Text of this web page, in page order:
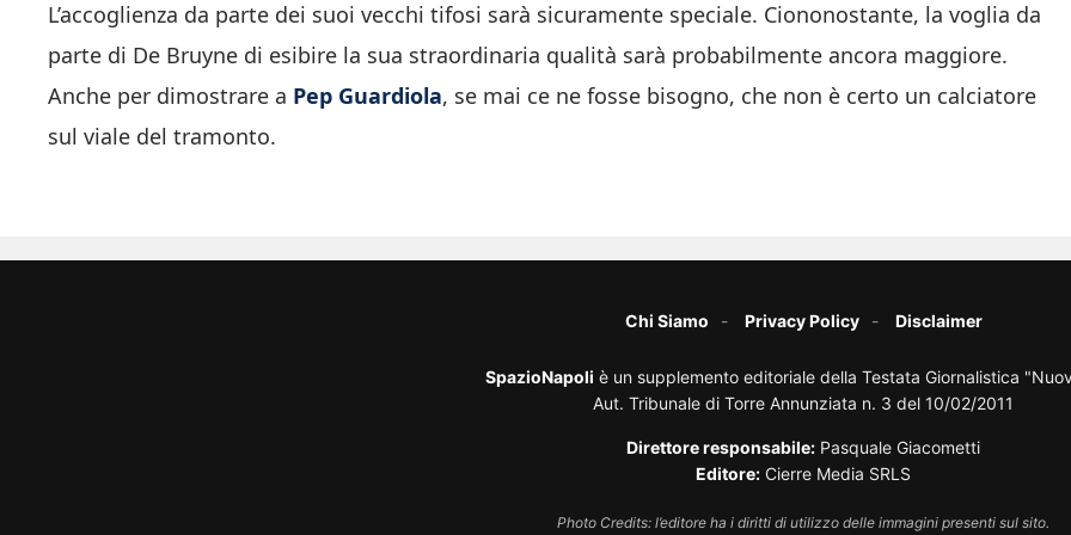
L’accoglienza da parte dei suoi vecchi tifosi sarà sicuramente speciale. Ciononostante, la voglia da
parte di De Bruyne di esibire la sua straordinaria qualità sarà probabilmente ancora maggiore.
Anche per dimostrare a Pep Guardiola, se mai ce ne fosse bisogno, che non è certo un calciatore
sul viale del tramonto.
Chi Siamo Privacy Policy Disclaimer
SpazioNapoli è un supplemento editoriale della Testata Giornalistica
Aut. Tribunale di Torre Annunziata n. 3 del 10/02/2011
Direttore responsabile: Pasquale Giacometti
Editore: Cierre Media SRLS
Photo Credits: l’editore ha i diritti di utilizzo delle immagini presenti sul sito.